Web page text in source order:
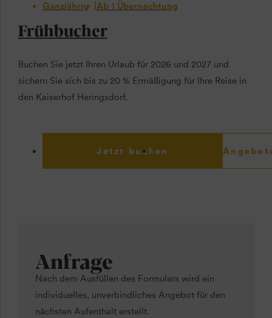
Ganzjährig Ab 1 Übernachtung
Frühbucher
Buchen Sie jetzt Ihren Urlaub für 2026 und 2027 und
sichern Sie sich bis zu 20 % Ermäßigung für Ihre Reise in
den Kaiserhof Heringsdorf.
Jetzt buchen
Anfrage
Nach dem Ausfüllen des Formulars wird ein
individuelles, unverbindliches Angebot für den
nächsten Aufenthalt erstellt.